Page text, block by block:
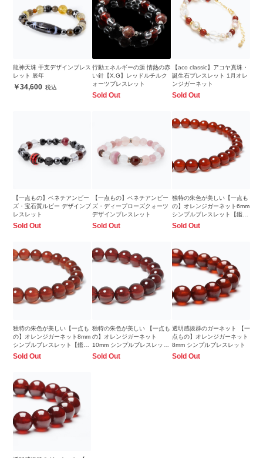
龍神天珠 干支デザインブレス
レット 辰年
34,600
行動エネルギーの源 情熱の赤
い針【X.G】レッドルチルク
ォーツブレスレット
Sold Out
【aco classic】アコヤ真珠・
誕生石ブレスレット 1月オレ
ンジガーネット
Sold Out
【一点もの】ベネチアンビー
ズ・宝石質ルビー デザインブ
レスレット
Sold Out
【一点もの】ベネチアンビー
ズ・ディープローズクォーツ
デザインブレスレット
Sold Out
独特の朱色が美しい【一点も
の】オレンジガーネット6mm
シンプルブレスレット【鑑別
書付き】
Sold Out
独特の朱色が美しい【一点も
の】オレンジガーネット8mm
シンプルブレスレット【鑑別
書付き】
Sold Out
独特の朱色が美しい 【一点も
の】オレンジガーネット
10mm シンプルブレスレット
【鑑別書付き】
Sold Out
透明感抜群のガーネット 【一
点もの】オレンジガーネット
8mm シンプルブレスレット
Sold Out